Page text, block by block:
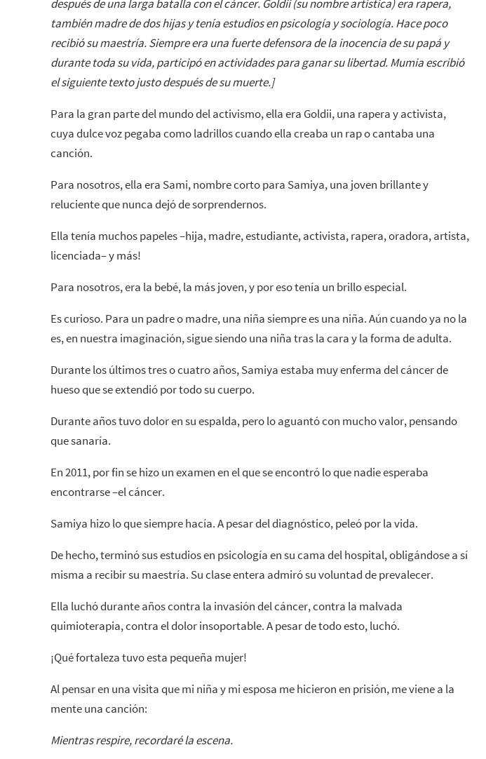
después de una larga batalla con el cáncer. Goldii (su nombre artística) era rapera,
también madre de dos hijas y tenía estudios en psicología y sociología. Hace poco
recibió su maestría. Siempre era una fuerte defensora de la inocencia de su papá y
durante toda su vida, participó en actividades para ganar su libertad. Mumia escribió
el siguiente texto justo después de su muerte.]
Para la gran parte del mundo del activismo, ella era Goldii, una rapera y activista,
cuya dulce voz pegaba como ladrillos cuando ella creaba un rap o cantaba una
canción.
Para nosotros, ella era Sami, nombre corto para Samiya, una joven brillante y
reluciente que nunca dejó de sorprendernos.
Ella tenía muchos papeles –hija, madre, estudiante, activista, rapera, oradora, artista,
licenciada– y más!
Para nosotros, era la bebé, la más joven, y por eso tenía un brillo especial.
Es curioso. Para un padre o madre, una niña siempre es una niña. Aún cuando ya no la
es, en nuestra imaginación, sigue siendo una niña tras la cara y la forma de adulta.
Durante los últimos tres o cuatro años, Samiya estaba muy enferma del cáncer de
hueso que se extendió por todo su cuerpo.
Durante años tuvo dolor en su espalda, pero lo aguantó con mucho valor, pensando
que sanaría.
En 2011, por fin se hizo un examen en el que se encontró lo que nadie esperaba
encontrarse –el cáncer.
Samiya hizo lo que siempre hacía. A pesar del diagnóstico, peleó por la vida.
De hecho, terminó sus estudios en psicología en su cama del hospital, obligándose a sí
misma a recibir su maestría. Su clase entera admiró su voluntad de prevalecer.
Ella luchó durante años contra la invasión del cáncer, contra la malvada
quimioterapia, contra el dolor insoportable. A pesar de todo esto, luchó.
¡Qué fortaleza tuvo esta pequeña mujer!
Al pensar en una visita que mi niña y mi esposa me hicieron en prisión, me viene a la
mente una canción:
Mientras respire, recordaré la escena.